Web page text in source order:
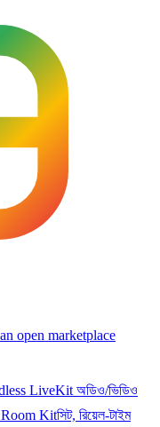
open marketplace
LiveKit অডিও/ভিডিও
Kitসিট, রিয়েল-টাইম